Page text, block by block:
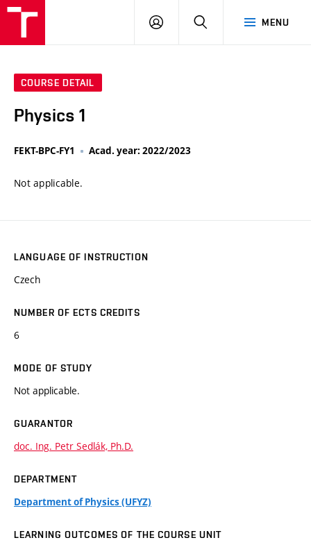
MENU
LOG
SEARCH
COURSE DETAIL
Physics 1
FEKT-BPC-FY1 Acad. year: 2022/2023
Not applicable.
LANGUAGE OF INSTRUCTION
Czech
NUMBER OF ECTS CREDITS
6
MODE OF STUDY
Not applicable.
GUARANTOR
doc. Ing. Petr Sedlák, Ph.D.
DEPARTMENT
Department of Physics (UFYZ)
LEARNING OUTCOMES OF THE COURSE UNIT